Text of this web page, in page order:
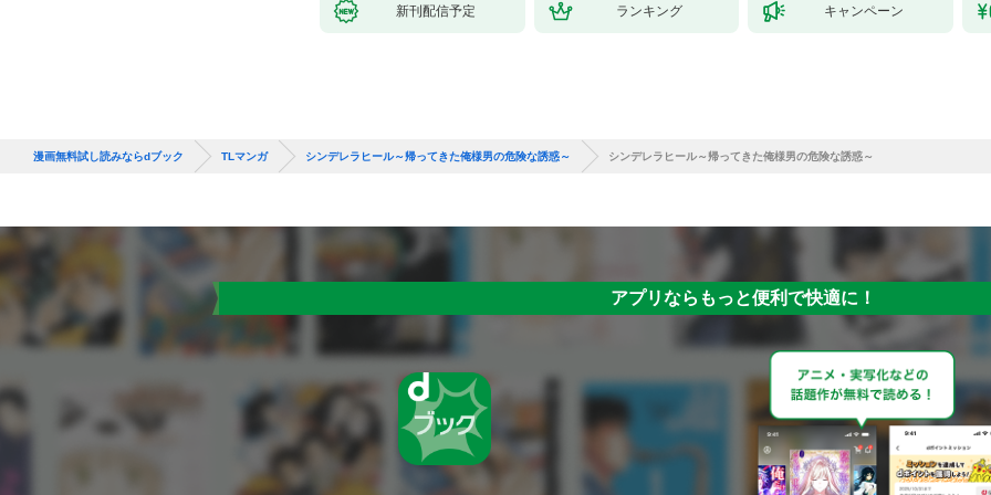
新刊配信予定 ランキング キャンペーン
漫画無料試し読みならdブック TLマンガ シンデレラヒール～帰ってきた俺様男の危険な誘惑～ シンデレラヒール～帰ってきた俺様男の危険な誘惑～
アプリならもっと便利で快適に！